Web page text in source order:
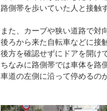
路側帯を歩いていた人と接触
また、カーブや狭い道路で対
後ろから来た自転車などに接
後方を確認せずにドアを開け
ちなみに路側帯では車体を路
車道の左側に沿って停めるの